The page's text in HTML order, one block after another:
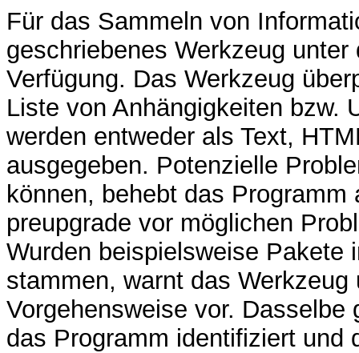
Für das Sammeln von
geschriebenes Werkzeug unter
Verfügung. Das Werkzeug
Liste von Anhängigkeiten bzw.
werden entweder als Text,
ausgegeben. Potenzielle
können, behebt das
preupgrade vor möglichen
Wurden beispielsweise Pakete
stammen, warnt das
Vorgehensweise vor.
das Programm identifiziert und